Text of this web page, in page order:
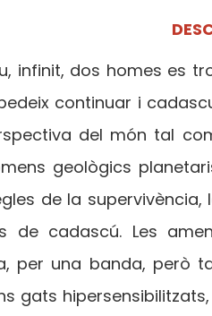
infinit, dos homes es
continuar i
del món tal
geològics
de la
de cadascú. Les
per una banda, però
gats